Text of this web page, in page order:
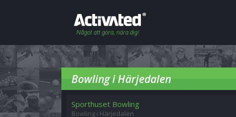
Bowling i Härjedalen
Sporthuset Bowling
Bowling i Härjedalen